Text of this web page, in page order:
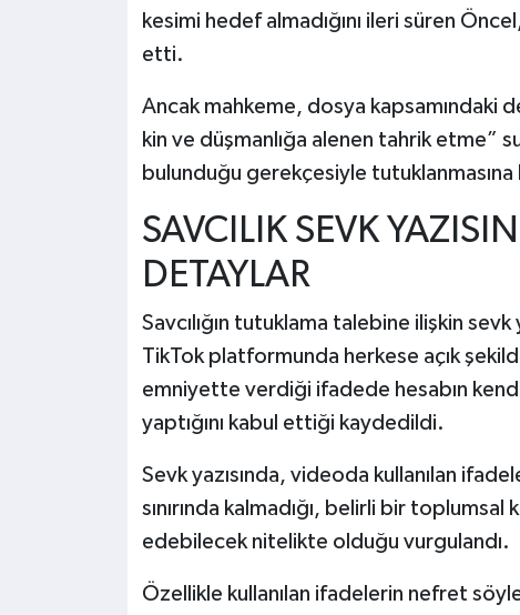
kesimi hedef almadığını ileri süren
etti.
Ancak mahkeme, dosya kapsamındaki
kin ve düşmanlığa alenen tahrik etme”
bulunduğu gerekçesiyle
SAVCILIK SEVK
DETAYLAR
Savcılığın tutuklama talebine ilişkin
TikTok platformunda herkese açık
emniyette verdiği ifadede hesabın
yaptığını kabul ettiği kaydedildi.
Sevk yazısında, videoda kullanılan
sınırında kalmadığı, belirli bir
edebilecek nitelikte olduğu vurgulandı.
Özellikle kullanılan ifadelerin nefret